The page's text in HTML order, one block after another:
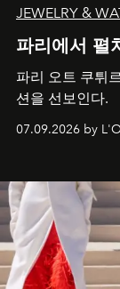
JEWELRY &
파리에서 펼
파리 오트 쿠튀
션을 선보인다.
07.09.2026 by